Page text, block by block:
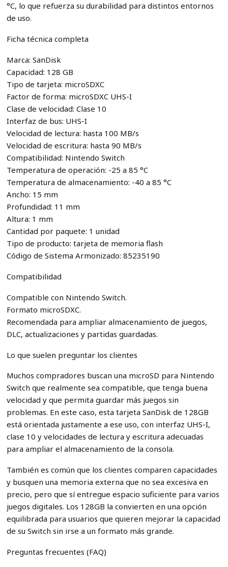
°C, lo que refuerza su durabilidad para distintos entornos
de uso.
Ficha técnica completa
Marca: SanDisk
Capacidad: 128 GB
Tipo de tarjeta: microSDXC
Factor de forma: microSDXC UHS-I
Clase de velocidad: Clase 10
Interfaz de bus: UHS-I
Velocidad de lectura: hasta 100 MB/s
Velocidad de escritura: hasta 90 MB/s
Compatibilidad: Nintendo Switch
Temperatura de operación: -25 a 85 °C
Temperatura de almacenamiento: -40 a 85 °C
Ancho: 15 mm
Profundidad: 11 mm
Altura: 1 mm
Cantidad por paquete: 1 unidad
Tipo de producto: tarjeta de memoria flash
Código de Sistema Armonizado: 85235190
Compatibilidad
Compatible con Nintendo Switch.
Formato microSDXC.
Recomendada para ampliar almacenamiento de juegos,
DLC, actualizaciones y partidas guardadas.
Lo que suelen preguntar los clientes
Muchos compradores buscan una microSD para Nintendo
Switch que realmente sea compatible, que tenga buena
velocidad y que permita guardar más juegos sin
problemas. En este caso, esta tarjeta SanDisk de 128GB
está orientada justamente a ese uso, con interfaz UHS-I,
clase 10 y velocidades de lectura y escritura adecuadas
para ampliar el almacenamiento de la consola.
También es común que los clientes comparen capacidades
y busquen una memoria externa que no sea excesiva en
precio, pero que sí entregue espacio suficiente para varios
juegos digitales. Los 128GB la convierten en una opción
equilibrada para usuarios que quieren mejorar la capacidad
de su Switch sin irse a un formato más grande.
Preguntas frecuentes (FAQ)